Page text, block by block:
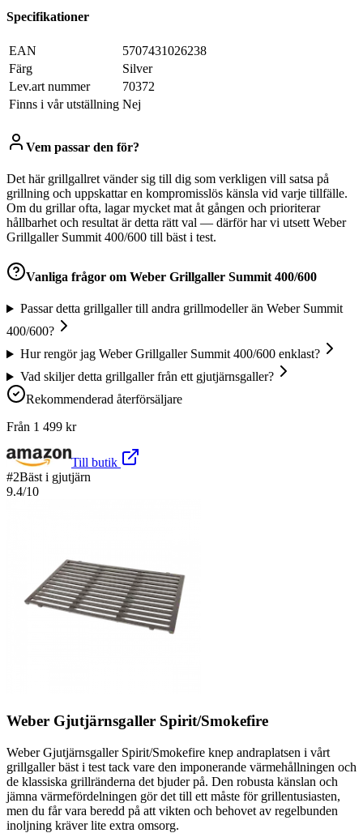
Specifikationer
EAN
5707431026238
Färg
Silver
Lev.art nummer
70372
Finns i vår utställning Nej
Vem passar den för?
Det här grillgallret vänder sig till dig som verkligen vill satsa på
grillning och uppskattar en kompromisslös känsla vid varje tillfälle.
Om du grillar ofta, lagar mycket mat åt gången och prioriterar
hållbarhet och resultat är detta rätt val — därför har vi utsett Weber
Grillgaller Summit 400/600 till bäst i test.
Vanliga frågor om Weber Grillgaller Summit 400/600
Passar detta grillgaller till andra grillmodeller än Weber Summit
400/600?
Hur rengör jag Weber Grillgaller Summit 400/600 enklast?
Vad skiljer detta grillgaller från ett gjutjärnsgaller?
Rekommenderad återförsäljare
Från 1 499 kr
Till butik
#2Bäst i gjutjärn
9.4/10
Weber Gjutjärnsgaller Spirit/Smokefire
Weber Gjutjärnsgaller Spirit/Smokefire knep andraplatsen i vårt
grillgaller bäst i test tack vare den imponerande värmehållningen och
de klassiska grillränderna det bjuder på. Den robusta känslan och
jämna värmefördelningen gör det till ett måste för grillentusiasten,
men du får vara beredd på att vikten och behovet av regelbunden
inoljning kräver lite extra omsorg.